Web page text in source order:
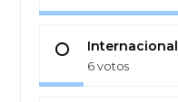
Internacional
6 votos